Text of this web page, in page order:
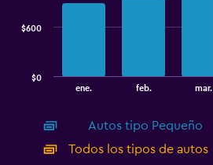
displaying
categories.
Range:
ene. feb. mar.
$0
$600
Autos tipo Pequeño
Todos los tipos de autos